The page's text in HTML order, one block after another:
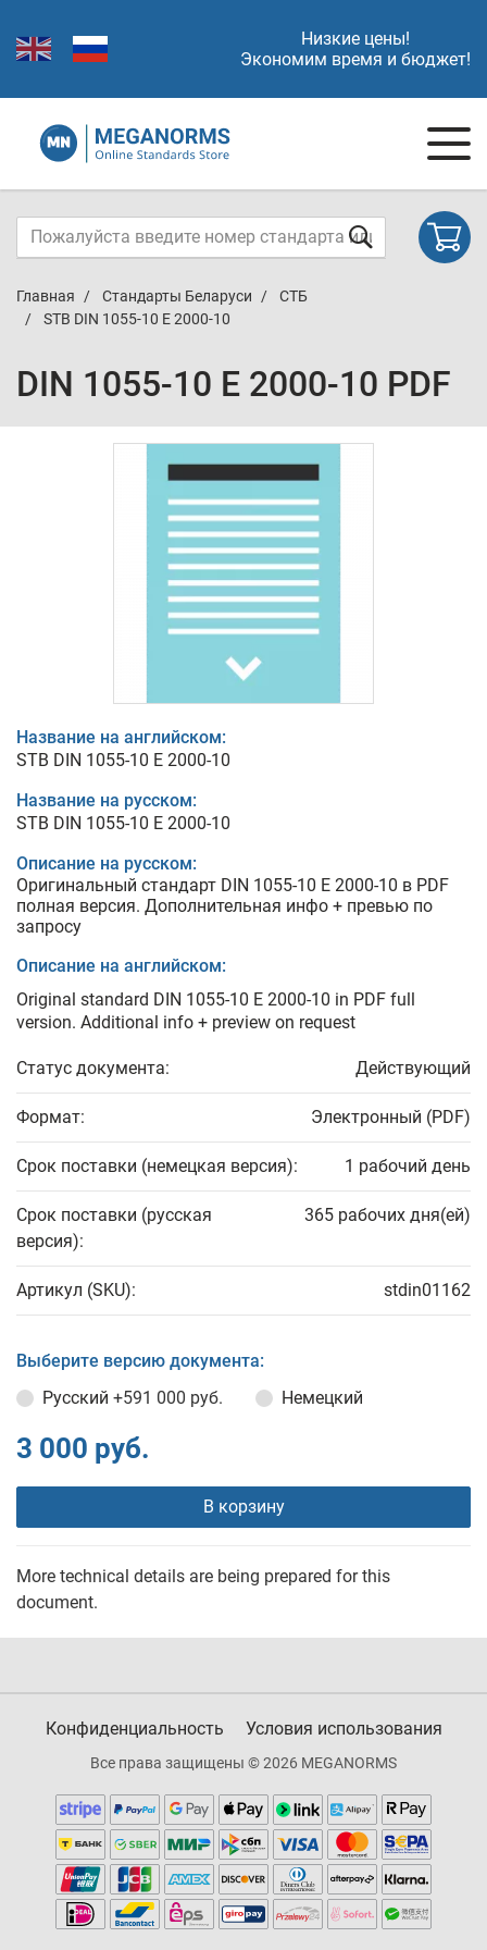
Низкие цены!
Экономим время и бюджет!
Главная Стандарты Беларуси
СТБ
STB DIN 1055-10 E 2000-10
DIN 1055-10 E 2000-10 PDF
Название на английском:
STB DIN 1055-10 E 2000-10
Название на русском:
STB DIN 1055-10 E 2000-10
Описание на русском:
Оригинальный стандарт DIN 1055-10 E 2000-10 в PDF
полная версия. Дополнительная инфо + превью по
запросу
Описание на английском:
Original standard DIN 1055-10 E 2000-10 in PDF full
version. Additional info + preview on request
Статус документа: Действующий
Формат: Электронный (PDF)
Срок поставки (немецкая версия): 1 рабочий день
Срок поставки (русская
версия):
365 рабочих дня(ей)
Артикул (SKU): stdin01162
Выберите версию документа:
Русский +591 000 руб. Немецкий
3 000 руб.
В корзину
More technical details are being prepared for this
document.
Конфиденциальность Условия использования
Все права защищены © 2026 MEGANORMS